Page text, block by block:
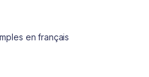
en français